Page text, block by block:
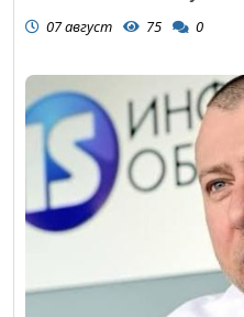
07 август 75 0